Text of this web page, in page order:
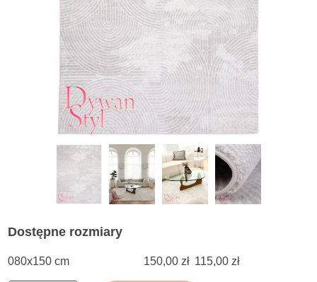
Dostępne rozmiary
080x150 cm 150,00 zł 115,00 zł